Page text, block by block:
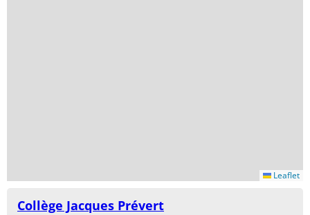
Leaflet
Collège Jacques Prévert